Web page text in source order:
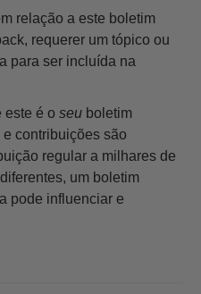
relação a este boletim
requerer um tópico ou
para ser incluída na
este é o seu boletim
contribuições são
regular a milhares de
um boletim
pode influenciar e